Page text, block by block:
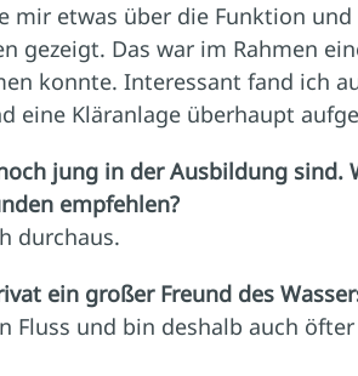
mir etwas über die Funktion und
gezeigt. Das war im Rahmen
konnte. Interessant fand ich
eine Kläranlage überhaupt
jung in der Ausbildung sind.
empfehlen?
durchaus.
ein großer Freund des
Fluss und bin deshalb auch